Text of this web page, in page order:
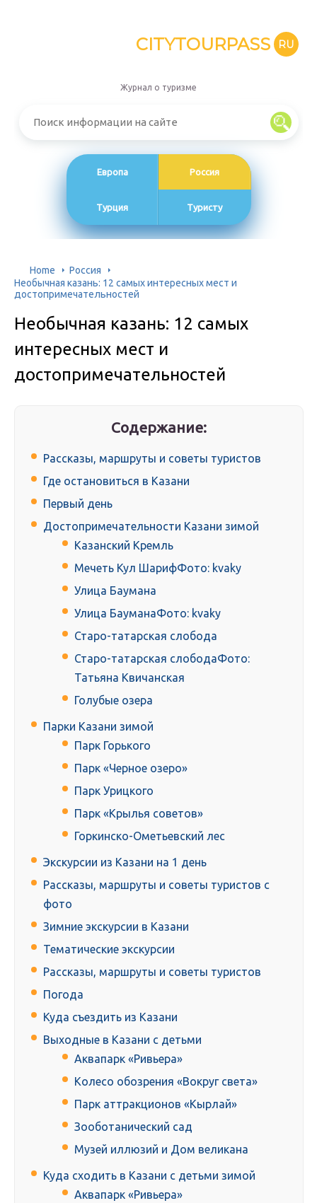
CITYTOURPASS RU
Журнал о туризме
Европа Россия
Турция Туристу
Home
Россия
Необычная казань: 12 самых интересных мест и
достопримечательностей
Необычная казань: 12 самых
интересных мест и
достопримечательностей
Содержание:
Рассказы, маршруты и советы туристов
Где остановиться в Казани
Первый день
Достопримечательности Казани зимой
Казанский Кремль
Мечеть Кул ШарифФото: kvaky
Улица Баумана
Улица БауманаФото: kvaky
Старо-татарская слобода
Старо-татарская слободаФото:
Татьяна Квичанская
Голубые озера
Парки Казани зимой
Парк Горького
Парк «Черное озеро»
Парк Урицкого
Парк «Крылья советов»
Горкинско-Ометьевский лес
Экскурсии из Казани на 1 день
Рассказы, маршруты и советы туристов с
фото
Зимние экскурсии в Казани
Тематические экскурсии
Рассказы, маршруты и советы туристов
Погода
Куда съездить из Казани
Выходные в Казани с детьми
Аквапарк «Ривьера»
Колесо обозрения «Вокруг света»
Парк аттракционов «Кырлай»
Зооботанический сад
Музей иллюзий и Дом великана
Куда сходить в Казани с детьми зимой
Аквапарк «Ривьера»